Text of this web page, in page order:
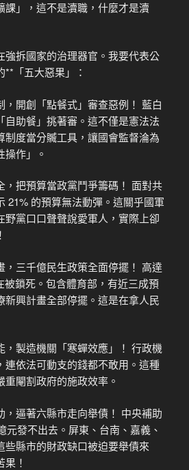
課」，這不是瀆職，什麼才是瀆
強拆國家的治理器官。我要代表公
「五大惡果」：
，開創「點餐式」審查惡例！ 藍白
自助餐」挑著審。這不僅是憲法法
制度當分贓工具，讓國會監督淪為
作」。
，把預算當政黨鬥爭籌碼！ 面對共
21% 的預算無法動彈。這關乎國軍
野黨口口聲聲說愛軍人，實際上卻
，三千億民生政策全面停擺！ 高達
被鎖死。包含體育部，有近三成預
新興計畫全部停擺。這是在拿人民
，製造機關「寒蟬效應」！ 行政機
連依法可動支的錢都不敢用。這種
重閹割政府的施政效率。
，逼著六縣市走向舉債！ 中央補助
元發不出去。屏東、台南、嘉義、
些縣市的財政缺口被迫要舉債來
！